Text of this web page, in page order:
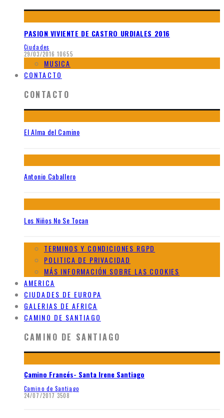
PASION VIVIENTE DE CASTRO URDIALES 2016
Ciudades
29/03/2016 10655
MUSICA
CONTACTO
CONTACTO
El Alma del Camino
Antonio Caballero
Los Niños No Se Tocan
TERMINOS Y CONDICIONES RGPD
POLITICA DE PRIVACIDAD
MÁS INFORMACIÓN SOBRE LAS COOKIES
AMERICA
CIUDADES DE EUROPA
GALERIAS DE AFRICA
CAMINO DE SANTIAGO
CAMINO DE SANTIAGO
Camino Francés- Santa Irene Santiago
Camino de Santiago
24/07/2017 3508